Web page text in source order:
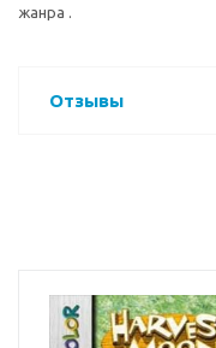
жанра .
Отзывы